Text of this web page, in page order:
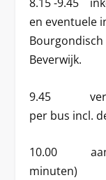
en eventuele
Beverwijk.
9.45
per bus incl.
10.00
minuten)